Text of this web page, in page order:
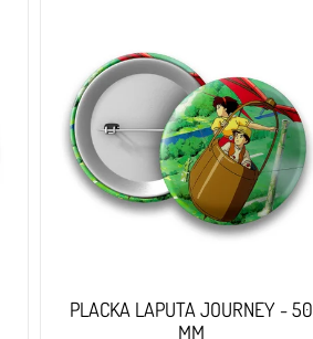
PLACKA LAPUTA JOURNEY - 50
MM